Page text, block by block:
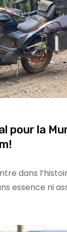
pour la
dans
essence ni